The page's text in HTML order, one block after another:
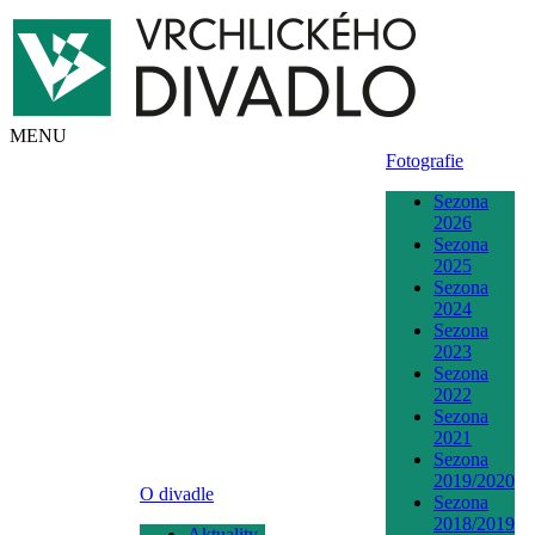
MENU
O divadle
Fotografie
Sezona
2026
Sezona
2025
Sezona
2024
Sezona
2023
Sezona
2022
Sezona
2021
Sezona
2019/2020
Sezona
2018/2019